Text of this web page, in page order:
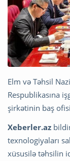
Elm və Təhsil
Respublikasına
şirkətinin baş
Xeberler.az
texnologiyaları
xüsusilə təhsilin